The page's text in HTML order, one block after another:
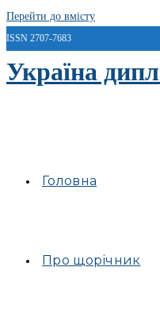
Перейти до вмісту
ISSN 2707-7683
Україна
Головна
Про щорічник